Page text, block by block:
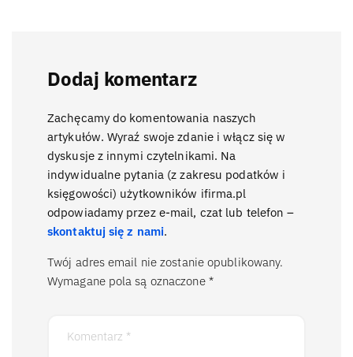
Dodaj komentarz
Zachęcamy do komentowania naszych
artykułów. Wyraź swoje zdanie i włącz się w
dyskusje z innymi czytelnikami. Na
indywidualne pytania (z zakresu podatków i
księgowości) użytkowników ifirma.pl
odpowiadamy przez e-mail, czat lub telefon –
skontaktuj się z nami.
Twój adres email nie zostanie opublikowany.
Wymagane pola są oznaczone *